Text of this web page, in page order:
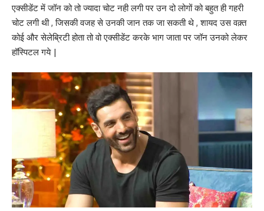
एक्सीडेंट में जॉन को तो ज्यादा चोट नही लगी पर उन दो लोगों को बहुत ही गहरी
चोट लगी थी , जिसकी वजह से उनकी जान तक जा सकती थे , शायद उस वक़्त
कोई और सेलेब्रिटी होता तो वो एक्सीडेंट करके भाग जाता पर जॉन उनको लेकर
हॉस्पिटल गये |